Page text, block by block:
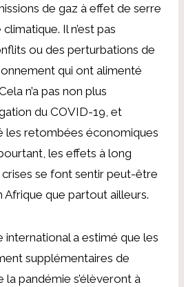
de gaz à effet de serre
Il n’est pas
ou des perturbations de
qui ont alimenté
n’a pas non plus
du COVID-19, et
les retombées économiques
les effets à long
se font sentir peut-être
Afrique que partout ailleurs.
international a estimé que les
supplémentaires de
la pandémie s’élèveront à